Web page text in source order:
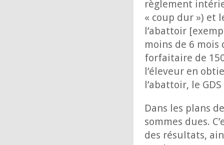
règlement
« coup dur ») et
l’abattoir
moins de 6
forfaitaire de
l’éleveur en
l’abattoir, le
Dans les plans
sommes dues.
des résultats,